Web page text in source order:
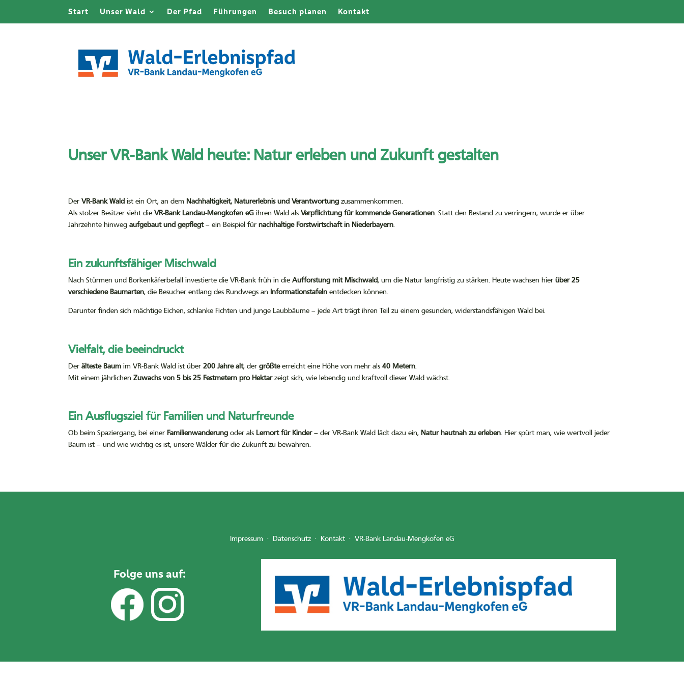
Start Unser Wald Der Pfad Führungen Besuch planen Kontakt
Unser VR-Bank Wald heute: Natur erleben und Zukunft gestalten
DerVR-Bank Wald ist ein Ort, an dem Nachhaltigkeit, Naturerlebnis und Verantwortung zusammenkommen.
Als stolzer Besitzer sieht dieVR-Bank Landau-Mengkofen eG ihren Wald alsVerpflichtung für kommende Generationen. Statt den Bestand zu verringern, wurde er über
Jahrzehnte hinwegaufgebaut und gepflegt– ein Beispiel fürnachhaltige Forstwirtschaft in Niederbayern.
Ein zukunftsfähiger Mischwald
Nach Stürmen und Borkenkäferbefall investierte die VR-Bank früh in dieAufforstung mit Mischwald, um die Natur langfristig zu stärken. Heute wachsen hierüber 25
verschiedene Baumarten, die Besucher entlang des Rundwegs an Informationstafeln entdecken können.
Darunter finden sich mächtige Eichen, schlanke Fichten und junge Laubbäume – jede Art trägt ihren Teil zu einem gesunden, widerstandsfähigen Wald bei.
Vielfalt, die beeindruckt
Derälteste Baum im VR-Bank Wald ist über200 Jahre alt, dergrößteerreicht eine Höhe von mehr als40 Metern.
Mit einem jährlichenZuwachs von 5 bis 25 Festmetern pro Hektarzeigt sich, wie lebendig und kraftvoll dieser Wald wächst.
Ein Ausflugsziel für Familien und Naturfreunde
Ob beim Spaziergang, bei einer Familienwanderung oder als Lernort für Kinder– der VR-Bank Wald lädt dazu ein, Natur hautnah zu erleben. Hier spürt man, wie wertvoll jeder
Baum ist – und wie wichtig es ist, unsere Wälder für die Zukunft zu bewahren.
Impressum · Datenschutz· Kontakt · VR-Bank Landau-Mengkofen eG
Folge uns auf: